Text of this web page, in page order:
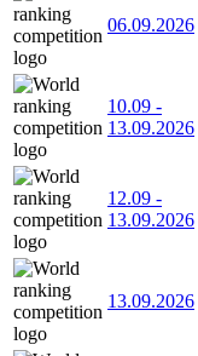
06.09.2026
10.09 -
13.09.2026
12.09 -
13.09.2026
13.09.2026